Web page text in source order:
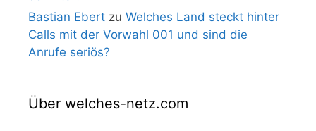
Bastian Ebert zu Welches Land steckt hinter
Calls mit der Vorwahl 001 und sind die
Anrufe seriös?
Über welches-netz.com